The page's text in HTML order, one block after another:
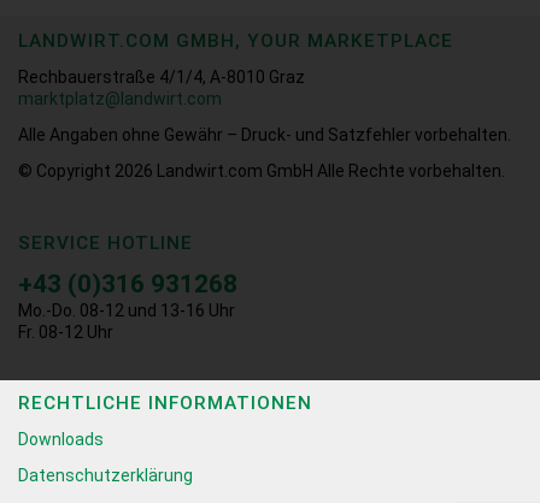
LANDWIRT.COM GMBH, YOUR MARKETPLACE
Rechbauerstraße 4/1/4, A-8010 Graz
marktplatz@landwirt.com
Alle Angaben ohne Gewähr – Druck- und Satzfehler vorbehalten.
© Copyright 2026
Landwirt.com GmbH Alle Rechte vorbehalten.
SERVICE HOTLINE
+43 (0)316 931268
Mo.-Do. 08-12 und 13-16 Uhr
Fr. 08-12 Uhr
RECHTLICHE INFORMATIONEN
Downloads
Datenschutzerklärung